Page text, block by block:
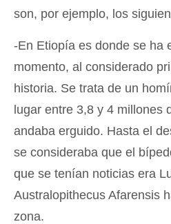
son, por ejemplo, los
-En Etiopía es donde se ha
momento, al considerado
historia. Se trata de un
lugar entre 3,8 y 4 millones
andaba erguido. Hasta el
se consideraba que el
que se tenían noticias era
Australopithecus Afarensis
zona.